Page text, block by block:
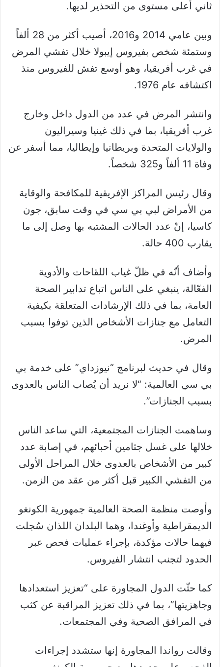
ثاني أعلى مستوى من التحذير لديها.
وبين عامي 2014 و2016، أصيب أكثر من 28 ألفاً
وستمئة شخص بفيروس إيبولا خلال تفشي المرض
في غرب أفريقيا، وهو أوسع تفش للفيروس منذ
اكتشافه عام 1976.
وانتشر المرض في عدد من الدول داخل وخارج
غرب أفريقيا، بما في ذلك غينيا وسيراليون
والولايات المتحدة وبريطانيا وإيطاليا، مما أسفر عن
وفاة 11 ألفاً و325 شخصاً.
وقال رئيس المراكز الإفريقية للمكافحة والوقاية
من الأمراض لبي بي سي في وقت سابق، جون
كاسيا، إنّ عدد الحالات المشتبه بها وصل إلى ما
يقارب 400 حالة.
وأضاف أنّه في ظلّ غياب اللقاحات والأدوية
الفعّالة، ينبغي على الناس اتباع تدابير الصحة
العامة، بما في ذلك الإرشادات المتعلقة بكيفية
التعامل مع جنازات الأشخاص الذين توفوا بسبب
المرض.
وقال في حديث لبرنامج “نيوزداي” على خدمة بي
بي سي العالمية: “لا نريد أن يُصاب الناس بالعدوى
بسبب الجنازات”.
وساهمت الجنازات المجتمعية، التي ساعد الناس
خلالها على غسل جثامين أحبائهم، في إصابة عدد
كبير من الأشخاص بالعدوى خلال المراحل الأولى
من التفشي الكبير قبل أكثر من عقد من الزمن.
وأوصت منظمة الصحة العالمية جمهورية الكونغو
الديمقراطية وأوغندا، وهما البلدان اللذان سُجلت
فيهما حالات مؤكدة، بإجراء عمليات فحص عبر
الحدود لتجنب انتشار الفيروس.
كما حثّت الدول المجاورة على “تعزيز استعدادها
وجاهزيتها”، بما في ذلك تعزيز المراقبة عن كثب
في المرافق الصحية وفي المجتمعات.
وقالت رواندا المجاورة إنها ستشدد إجراءات